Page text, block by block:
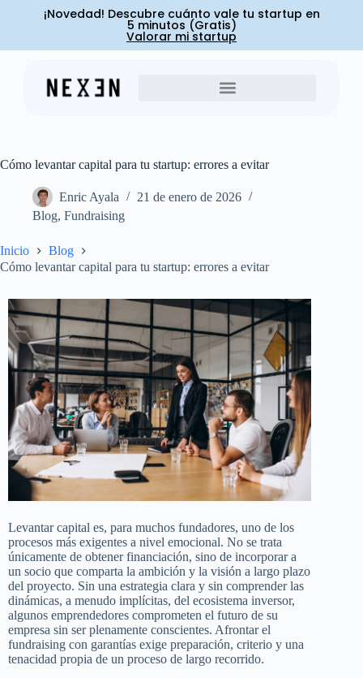
¡Novedad! Descubre cuánto vale tu startup en
5 minutos (Gratis)
Valorar mi startup
Cómo levantar capital para tu startup: errores a evitar
Enric Ayala
21 de enero de 2026
Blog, Fundraising
Inicio
Blog
Cómo levantar capital para tu startup: errores a evitar
Levantar capital es, para muchos fundadores, uno de los
procesos más exigentes a nivel emocional. No se trata
únicamente de obtener financiación, sino de incorporar a
un socio que comparta la ambición y la visión a largo plazo
del proyecto. Sin una estrategia clara y sin comprender las
dinámicas, a menudo implícitas, del ecosistema inversor,
algunos emprendedores comprometen el futuro de su
empresa sin ser plenamente conscientes. Afrontar el
fundraising con garantías exige preparación, criterio y una
tenacidad propia de un proceso de largo recorrido.